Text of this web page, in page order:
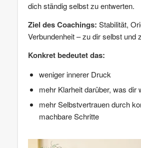
dich ständig selbst zu entwerten.
Ziel des Coachings: Stabilität,
Verbundenheit – zu dir selbst und
Konkret bedeutet das:
weniger innerer Druck
mehr Klarheit darüber, was dir
mehr Selbstvertrauen durch
machbare Schritte